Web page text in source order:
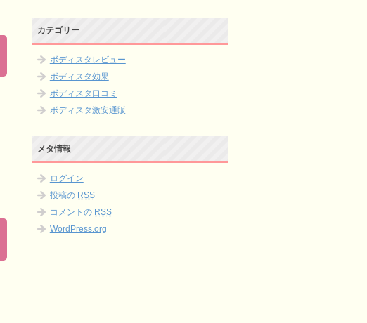
カテゴリー
ボディスタレビュー
ボディスタ効果
ボディスタ口コミ
ボディスタ激安通販
メタ情報
ログイン
投稿の RSS
コメントの RSS
WordPress.org